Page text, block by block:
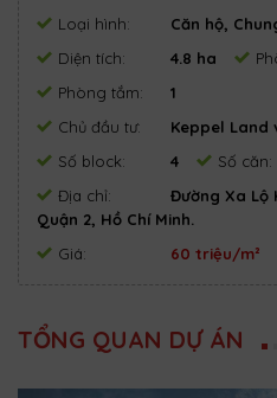
Loại hình:
Căn hộ,
Diện tích:
4.8 ha
Phòng tắm:
1
Chủ đầu tư:
Keppel Land
Số block:
4 Số căn:
Địa chỉ:
Đường Xa Lộ
Quận 2, Hồ Chí Minh.
Giá:
60 triệu/m²
TỔNG QUAN DỰ ÁN